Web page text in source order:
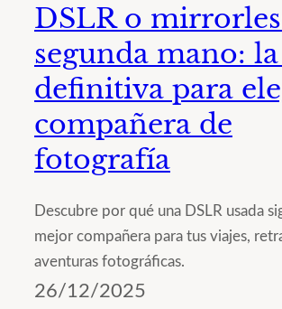
DSLR o
segunda mano:
definitiva para
compañera de
fotografía
Descubre por qué una DSLR usada
mejor compañera para tus viajes,
aventuras fotográficas.
26/12/2025